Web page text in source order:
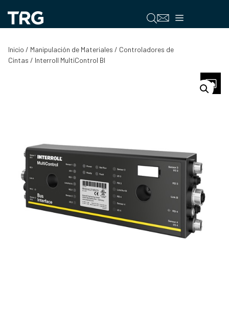
contenido
Menú
Inicio / Manipulación de Materiales / Controladores de
Cintas / Interroll MultiControl BI